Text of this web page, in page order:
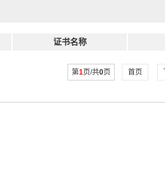
证书名称
第1页/共0页 首页